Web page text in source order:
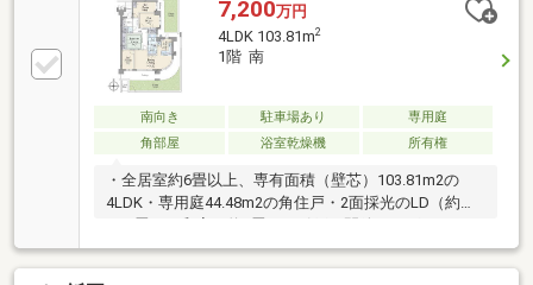
7,200万円
4LDK 103.81m2
1階 南
南向き 駐車場あり
専用庭
角部屋
浴室乾燥機 所有権
・全居室約6畳以上、専有面積（壁芯）103.81m2の
4LDK・専用庭44.48m2の角住戸・2面採光のLD（約
一体化した空間が広がります・L字型対面カウンター
キッチン（約5.2畳）・洋室（約7畳）に収納力のある